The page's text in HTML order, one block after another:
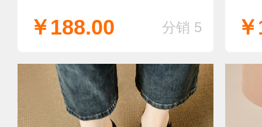
￥188.00 分销 5